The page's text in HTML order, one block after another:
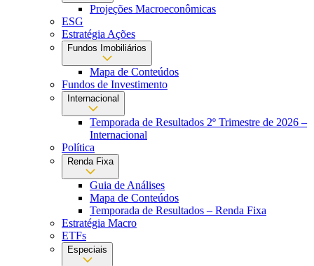
Projeções Macroeconômicas
ESG
Estratégia Ações
Fundos Imobiliários
Mapa de Conteúdos
Fundos de Investimento
Internacional
Temporada de Resultados 2º Trimestre de 2026 –
Internacional
Política
Renda Fixa
Guia de Análises
Mapa de Conteúdos
Temporada de Resultados – Renda Fixa
Estratégia Macro
ETFs
Especiais